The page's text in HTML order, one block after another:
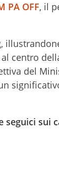
PA OFF, il
centro
del
seguici sui